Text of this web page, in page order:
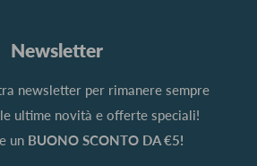
Newsletter
newsletter per rimanere sempre
ultime novità e offerte speciali!
un BUONO SCONTO DA €5!